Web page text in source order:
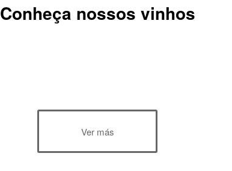
Conheça nossos vinhos
Ver más